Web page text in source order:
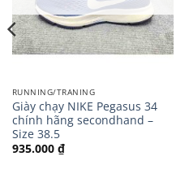
RUNNING/TRANING
Giày chạy NIKE Pegasus 34
chính hãng secondhand –
Size 38.5
935.000 ₫